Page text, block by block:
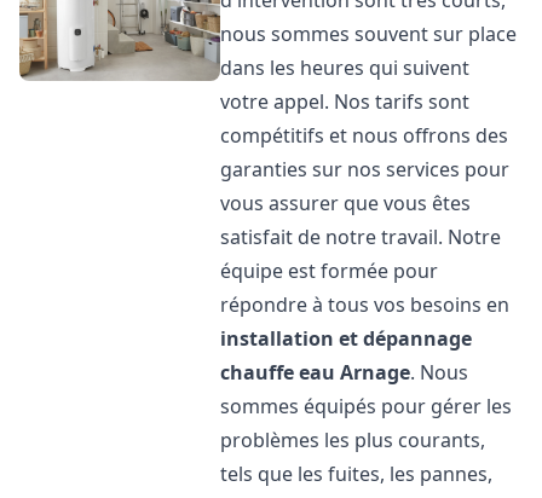
nous sommes souvent sur place
dans les heures qui suivent
votre appel. Nos tarifs sont
compétitifs et nous offrons des
garanties sur nos services pour
vous assurer que vous êtes
satisfait de notre travail. Notre
équipe est formée pour
répondre à tous vos besoins en
installation et dépannage
chauffe eau Arnage. Nous
sommes équipés pour gérer les
problèmes les plus courants,
tels que les fuites, les pannes,